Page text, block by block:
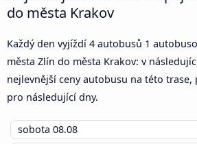
do města Krakov
Každý den vyjíždí 4 autobusů 1
města Zlín do města Krakov: v
nejlevnější ceny autobusu na této trase,
pro následující dny.
sobota 08.08